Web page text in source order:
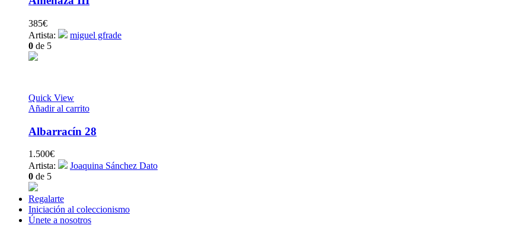
385€
Artista:
miguel gfrade
0 de 5
Quick View
Añadir al carrito
Albarracín 28
1.500€
Artista:
Joaquina Sánchez Dato
0 de 5
Regalarte
Iniciación al coleccionismo
Únete a nosotros